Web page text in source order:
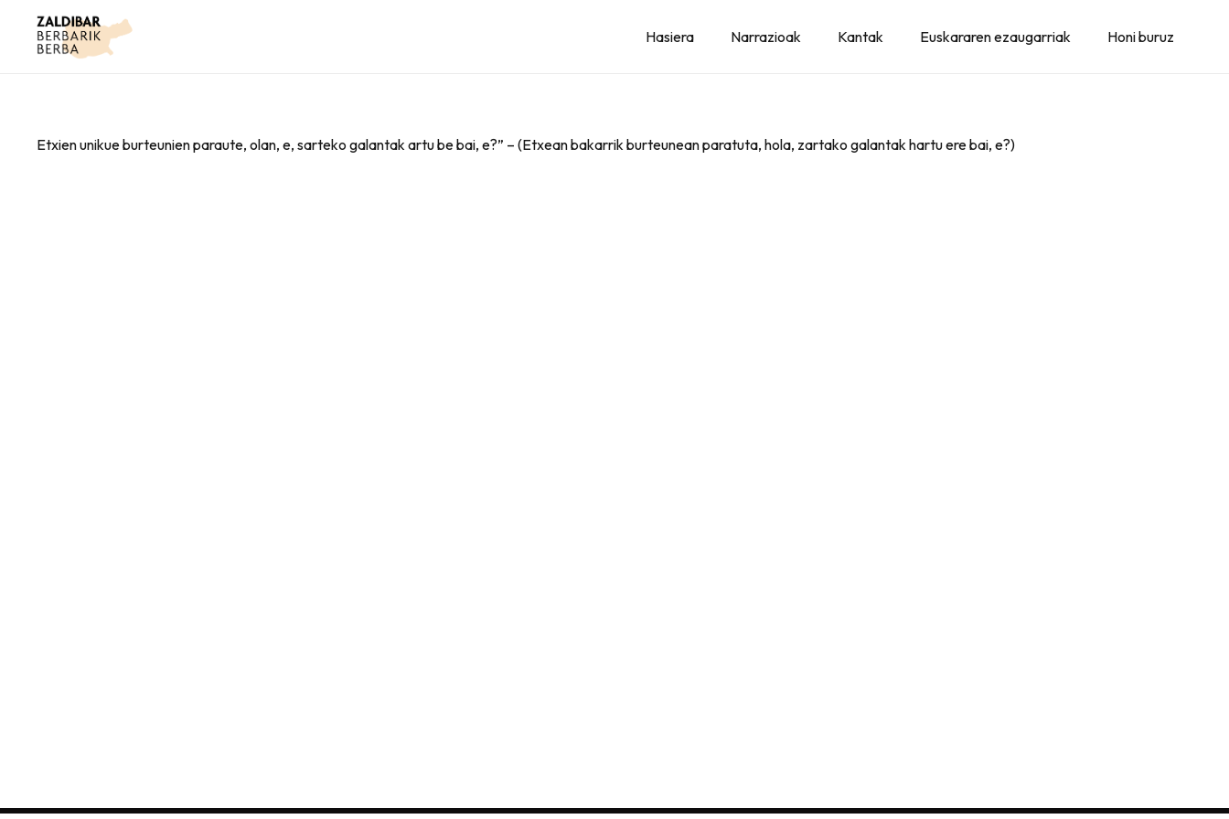
Hasiera Narrazioak Kantak Euskararen ezaugarriak Honi buruz
Etxien unikue burteunien paraute, olan, e, sarteko galantak artu be bai, e?” – (Etxean bakarrik burteunean paratuta, hola, zartako galantak hartu ere bai, e?)